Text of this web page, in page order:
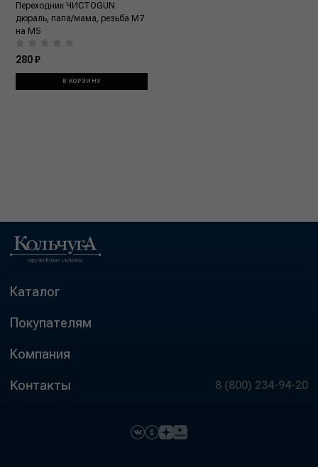
Переходник ЧИСТОGUN
дюраль, папа/мама, резьба M7
на M5
280 ₽
В КОРЗИНУ
Каталог
Покупателям
Компания
Контакты 8 (800) 234-94-20